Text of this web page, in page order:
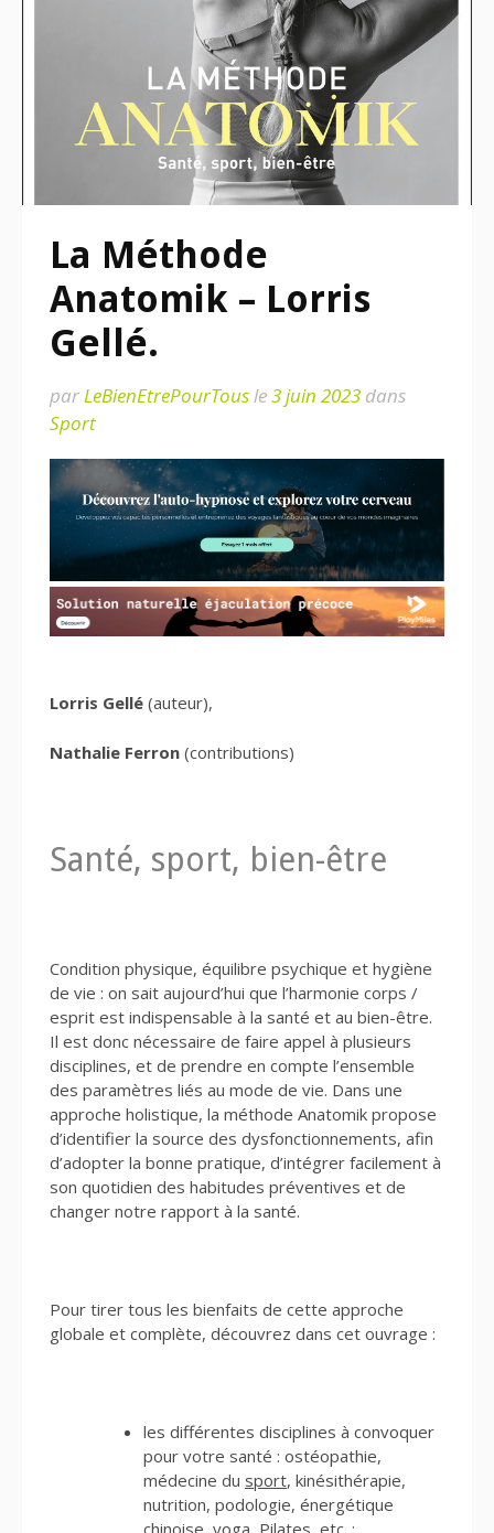
La Méthode
Anatomik – Lorris
Gellé.
parLeBienEtrePourTousle3 juin 2023 dans
Sport
Lorris Gellé (auteur),
Nathalie Ferron (contributions)
Santé, sport, bien-être
Condition physique, équilibre psychique et hygiène
de vie : on sait aujourd’hui que l’harmonie corps /
esprit est indispensable à la santé et au bien-être.
Il est donc nécessaire de faire appel à plusieurs
disciplines, et de prendre en compte l’ensemble
des paramètres liés au mode de vie. Dans une
approche holistique, la méthode Anatomik propose
d’identifier la source des dysfonctionnements, afin
d’adopter la bonne pratique, d’intégrer facilement à
son quotidien des habitudes préventives et de
changer notre rapport à la santé.
Pour tirer tous les bienfaits de cette approche
globale et complète, découvrez dans cet ouvrage :
les différentes disciplines à convoquer
pour votre santé : ostéopathie,
médecine du sport, kinésithérapie,
nutrition, podologie, énergétique